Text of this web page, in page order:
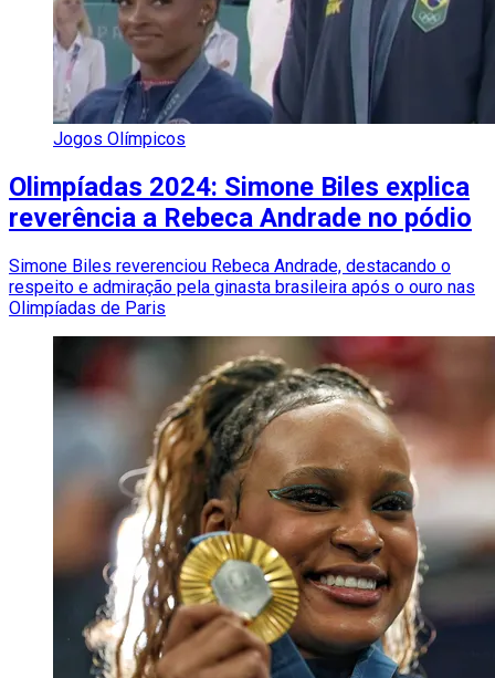
Jogos Olímpicos
Olimpíadas 2024: Simone Biles explica
reverência a Rebeca Andrade no pódio
Simone Biles reverenciou Rebeca Andrade, destacando o
respeito e admiração pela ginasta brasileira após o ouro nas
Olimpíadas de Paris